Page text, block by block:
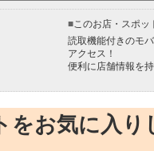
■ このお店・スポ
読取機能付きのモ
アクセス！
便利に店舗情報を
をお気に入